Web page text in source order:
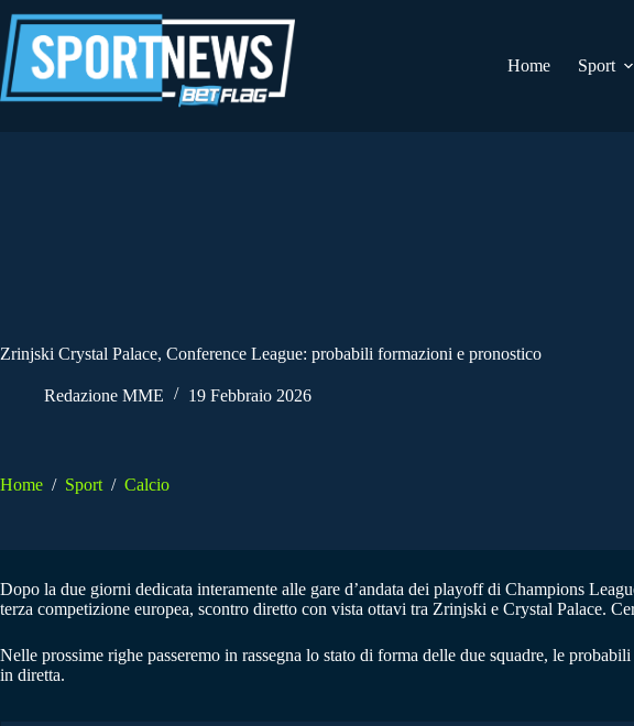
al
contenuto
Home
Sport
Zrinjski Crystal Palace, Conference League: probabili formazioni e pronostico
Redazione MME 19 Febbraio 2026
Home / Sport / Calcio
Dopo la due giorni dedicata interamente alle gare d’andata dei playoff di Champions
terza competizione europea, scontro diretto con vista ottavi tra Zrinjski e Crystal Palace.
Nelle prossime righe passeremo in rassegna lo stato di forma delle due squadre, le
in diretta.